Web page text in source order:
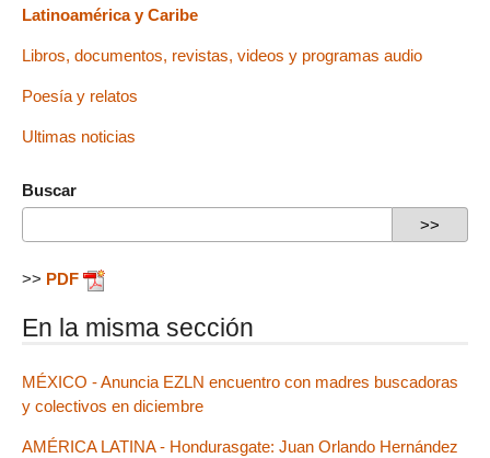
Latinoamérica y Caribe
Libros, documentos, revistas, videos y programas audio
Poesía y relatos
Ultimas noticias
Buscar
>> PDF
En la misma sección
MÉXICO - Anuncia EZLN encuentro con madres buscadoras
y colectivos en diciembre
AMÉRICA LATINA - Hondurasgate: Juan Orlando Hernández